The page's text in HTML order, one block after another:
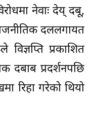
नेवाः देय् दबू,
दललगायत
प्रकाशित
दबाब प्रदर्शनपछि
रिहा गरेको थियो